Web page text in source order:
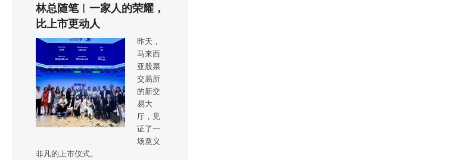
林总随笔︱一家人的荣耀，
比上市更动人
昨天，
马来西
亚股票
交易所
的新交
易大
厅，见
证了一
场意义
非凡的上市仪式。